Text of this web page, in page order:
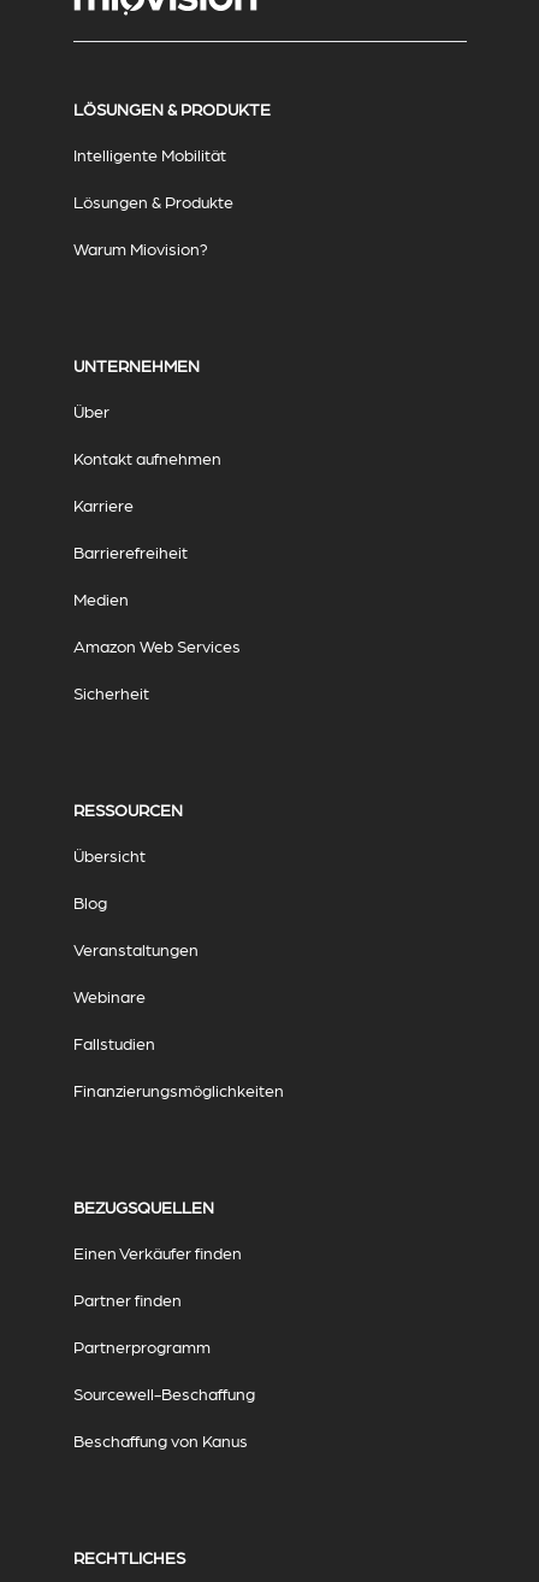
LÖSUNGEN & PRODUKTE
Intelligente Mobilität
Lösungen & Produkte
Warum Miovision?
UNTERNEHMEN
Über
Kontakt aufnehmen
Karriere
Barrierefreiheit
Medien
Amazon Web Services
Sicherheit
RESSOURCEN
Übersicht
Blog
Veranstaltungen
Webinare
Fallstudien
Finanzierungsmöglichkeiten
BEZUGSQUELLEN
Einen Verkäufer finden
Partner finden
Partnerprogramm
Sourcewell-Beschaffung
Beschaffung von Kanus
RECHTLICHES